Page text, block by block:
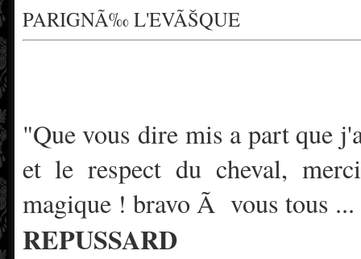
PARIGNÃ‰ L'EVÃŠQUE
"Que vous dire mis a part
et le respect du cheval,
magique ! bravo Ã vous tous
REPUSSARD